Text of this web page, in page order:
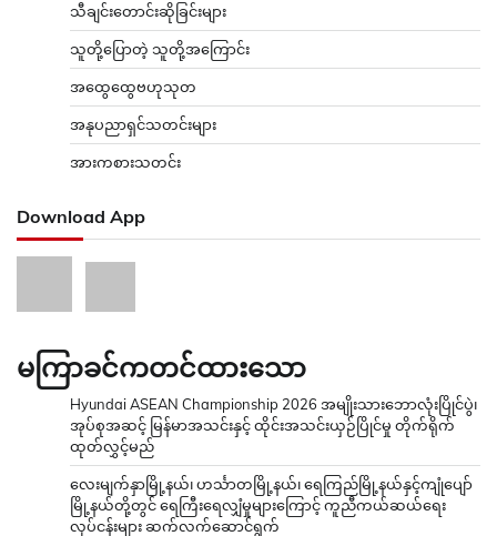
သီချင်းတောင်းဆိုခြင်းများ
သူတို့ပြောတဲ့ သူတို့အကြောင်း
အထွေထွေဗဟုသုတ
အနုပညာရှင်သတင်းများ
အားကစားသတင်း
Download App
မကြာခင်ကတင်ထားသော
Hyundai ASEAN Championship 2026 အမျိုးသားဘောလုံးပြိုင်ပွဲ၊
အုပ်စုအဆင့် မြန်မာအသင်းနှင့် ထိုင်းအသင်းယှဉ်ပြိုင်မှု တိုက်ရိုက်
ထုတ်လွှင့်မည်
လေးမျက်နှာမြို့နယ်၊ ဟင်္သာတမြို့နယ်၊ ရေကြည်မြို့နယ်နှင့်ကျုံပျော်
မြို့နယ်တို့တွင် ရေကြီးရေလျှံမှုများကြောင့် ကူညီကယ်ဆယ်ရေး
လုပ်ငန်းများ ဆက်လက်ဆောင်ရွက်